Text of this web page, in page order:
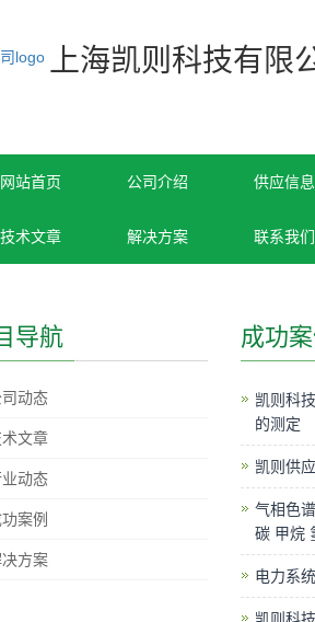
上海凯则科技有限
网站首页 公司介绍 供应信息
技术文章 解决方案 联系我们
成功
凯则科
的测定
凯则供
气相色
碳 甲烷
电力系
导航
司动态
文章
动态
案例
方案